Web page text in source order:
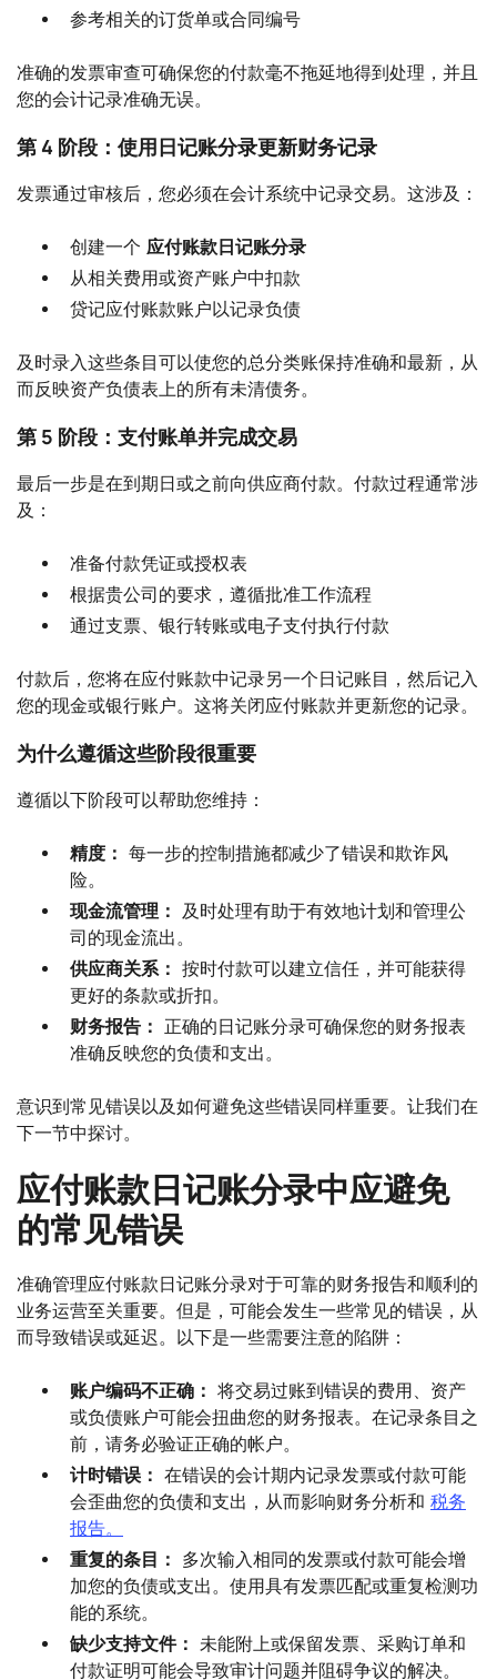
参考相关的订货单或合同编号
准确的发票审查可确保您的付款毫不拖延地得到处理，并且
您的会计记录准确无误。
第 4 阶段：使用日记账分录更新财务记录
发票通过审核后，您必须在会计系统中记录交易。这涉及：
创建一个 应付账款日记账分录
从相关费用或资产账户中扣款
贷记应付账款账户以记录负债
及时录入这些条目可以使您的总分类账保持准确和最新，从
而反映资产负债表上的所有未清债务。
第 5 阶段：支付账单并完成交易
最后一步是在到期日或之前向供应商付款。付款过程通常涉
及：
准备付款凭证或授权表
根据贵公司的要求，遵循批准工作流程
通过支票、银行转账或电子支付执行付款
付款后，您将在应付账款中记录另一个日记账目，然后记入
您的现金或银行账户。这将关闭应付账款并更新您的记录。
为什么遵循这些阶段很重要
遵循以下阶段可以帮助您维持：
精度： 每一步的控制措施都减少了错误和欺诈风
险。
现金流管理：
及时处理有助于有效地计划和管理公
司的现金流出。
供应商关系： 按时付款可以建立信任，并可能获得
更好的条款或折扣。
财务报告：
正确的日记账分录可确保您的财务报表
准确反映您的负债和支出。
意识到常见错误以及如何避免这些错误同样重要。让我们在
下一节中探讨。
应付账款日记账分录中应避免
的常见错误
准确管理应付账款日记账分录对于可靠的财务报告和顺利的
业务运营至关重要。但是，可能会发生一些常见的错误，从
而导致错误或延迟。以下是一些需要注意的陷阱：
账户编码不正确： 将交易过账到错误的费用、资产
或负债账户可能会扭曲您的财务报表。在记录条目之
前，请务必验证正确的帐户。
计时错误： 在错误的会计期内记录发票或付款可能
会歪曲您的负债和支出，从而影响财务分析和 税务
报告。
重复的条目：
多次输入相同的发票或付款可能会增
加您的负债或支出。使用具有发票匹配或重复检测功
能的系统。
缺少支持文件： 未能附上或保留发票、采购订单和
付款证明可能会导致审计问题并阻碍争议的解决。